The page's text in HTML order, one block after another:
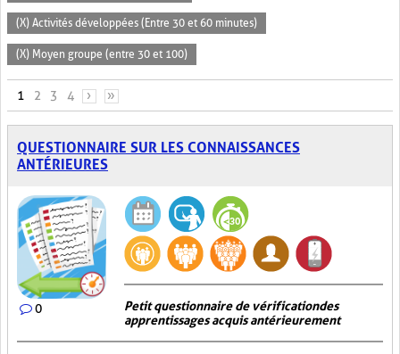
(X) Activités développées (Entre 30 et 60 minutes)
(X) Moyen groupe (entre 30 et 100)
PAGES
1 2 3 4 › »
QUESTIONNAIRE SUR LES CONNAISSANCES
ANTÉRIEURES
0
Petit questionnaire de vérification des
apprentissages acquis antérieurement